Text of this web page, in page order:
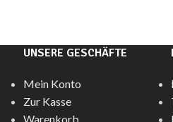
UNSERE GESCHÄFTE
Mein Konto
Zur Kasse
Warenkorb